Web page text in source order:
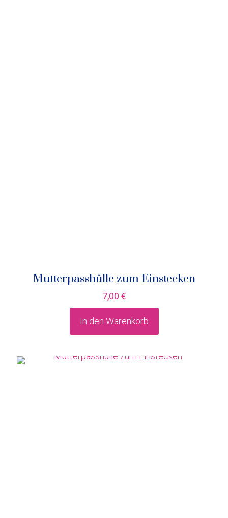
Mutterpasshülle zum Einstecken
7,00 €
In den Warenkorb